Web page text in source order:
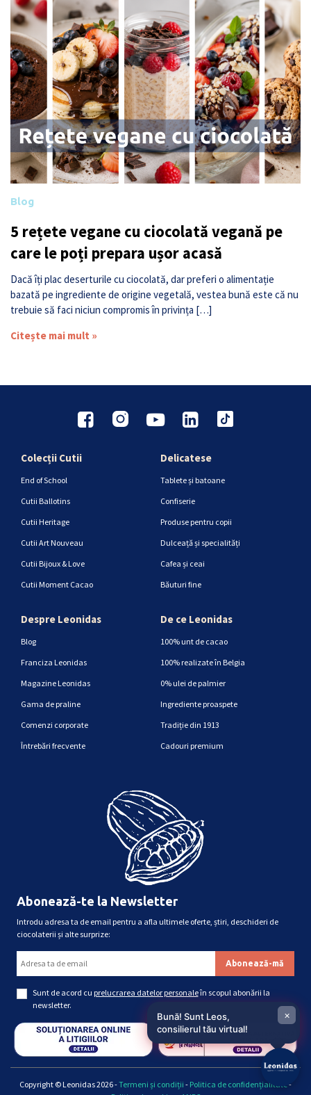
Blog
5 rețete vegane cu ciocolată vegană pe
care le poți prepara ușor acasă
Dacă îți plac deserturile cu ciocolată, dar preferi o alimentație
bazată pe ingrediente de origine vegetală, vestea bună este că nu
trebuie să faci niciun compromis în privința […]
Citește mai mult »
Colecții Cutii
End of School
Cutii Ballotins
Cutii Heritage
Cutii Art Nouveau
Cutii Bijoux & Love
Cutii Moment Cacao
Delicatese
Tablete și batoane
Confiserie
Produse pentru copii
Dulceață și specialități
Cafea și ceai
Băuturi fine
Despre Leonidas
Blog
Franciza Leonidas
Magazine Leonidas
Gama de praline
Comenzi corporate
Întrebări frecvente
De ce Leonidas
100% unt de cacao
100% realizate în Belgia
0% ulei de palmier
Ingrediente proaspete
Tradiție din 1913
Cadouri premium
Abonează-te la Newsletter
Introdu adresa ta de email pentru a afla ultimele oferte, știri, deschideri de
ciocolaterii și alte surprize:
Sunt de acord cu prelucrarea datelor personaleîn scopul abonării la
newsletter.
Copyright © Leonidas 2026 -Termeni și condiții - Politica de confidențialitate-
Bună! Sunt Leos,
consilierul tău virtual!
×